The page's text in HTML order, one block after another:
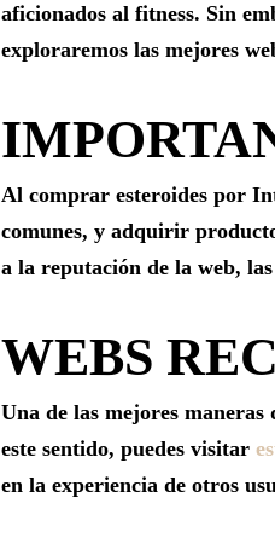
aficionados al fitness. Sin
exploraremos las mejores
Al comprar esteroides por
comunes, y adquirir
a la reputación de la web,
WEBS
Una de las mejores maneras
este sentido, puedes visitar
en la experiencia de otros